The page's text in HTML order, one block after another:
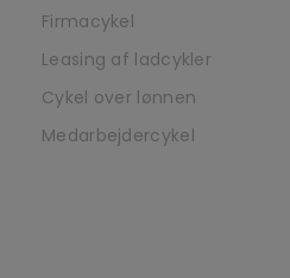
Firmacykel
Leasing af ladcykler
Cykel over lønnen
Medarbejdercykel